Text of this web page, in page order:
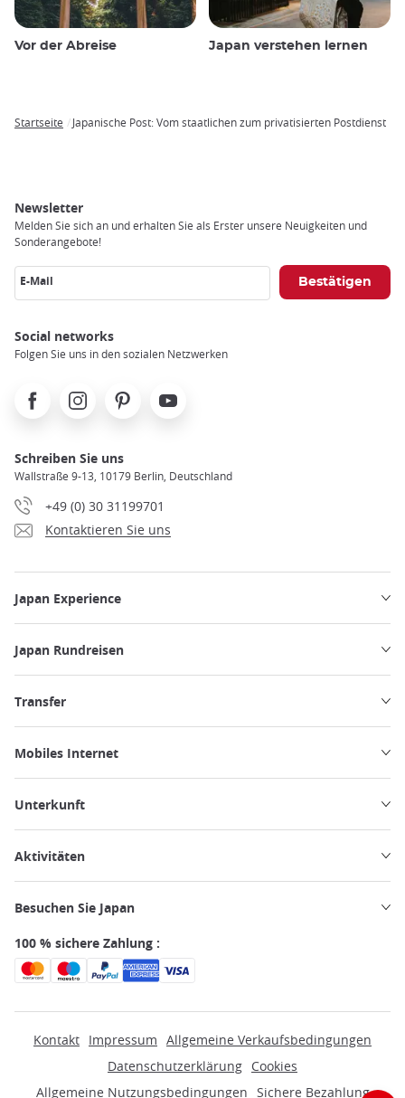
Vor der Abreise Japan verstehen lernen
Startseite Japanische Post: Vom staatlichen zum privatisierten Postdienst
Newsletter
Melden Sie sich an und erhalten Sie als Erster unsere Neuigkeiten und
Sonderangebote!
E-Mail
Social networks
Folgen Sie uns in den sozialen Netzwerken
FacebookInstagramPinterest Youtube
Schreiben Sie uns
Wallstraße 9-13, 10179 Berlin, Deutschland
+49 (0) 30 31199701
Kontaktieren Sie uns
Japan Experience
Japan Rundreisen
Transfer
Mobiles Internet
Unterkunft
Aktivitäten
Besuchen Sie Japan
100 % sichere Zahlung :
Kontakt Impressum Allgemeine Verkaufsbedingungen
Datenschutzerklärung Cookies
Allgemeine Nutzungsbedingungen Sichere Bezahlung